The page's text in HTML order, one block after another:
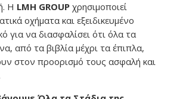
Η LMH GROUP χρησιμοποιεί
οχήματα και εξειδικευμένο
για να διασφαλίσει ότι όλα τα
από τα βιβλία μέχρι τα έπιπλα,
στον προορισμό τους ασφαλή και